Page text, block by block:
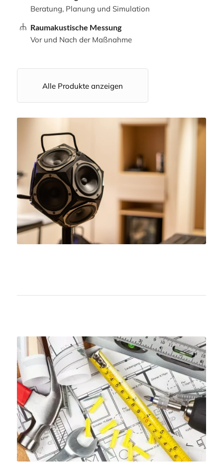
Beratung, Planung und Simulation
Raumakustische Messung
Vor und Nach der Maßnahme
Alle Produkte anzeigen